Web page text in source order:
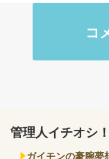
コ
管理人イチオシ！
ガイモンの豪腕夢